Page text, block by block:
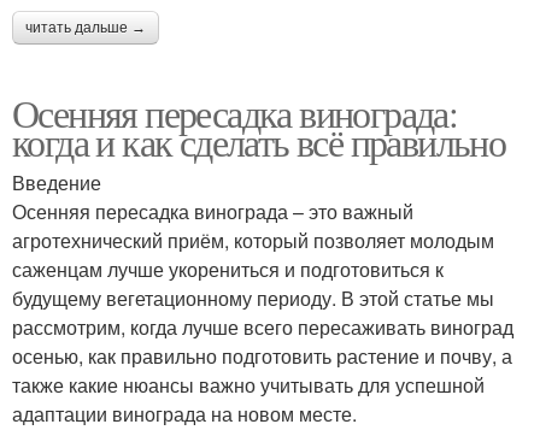
читать дальше →
Осенняя пересадка винограда:
когда и как сделать всё правильно
Введение
Осенняя пересадка винограда – это важный
агротехнический приём, который позволяет молодым
саженцам лучше укорениться и подготовиться к
будущему вегетационному периоду. В этой статье мы
рассмотрим, когда лучше всего пересаживать виноград
осенью, как правильно подготовить растение и почву, а
также какие нюансы важно учитывать для успешной
адаптации винограда на новом месте.